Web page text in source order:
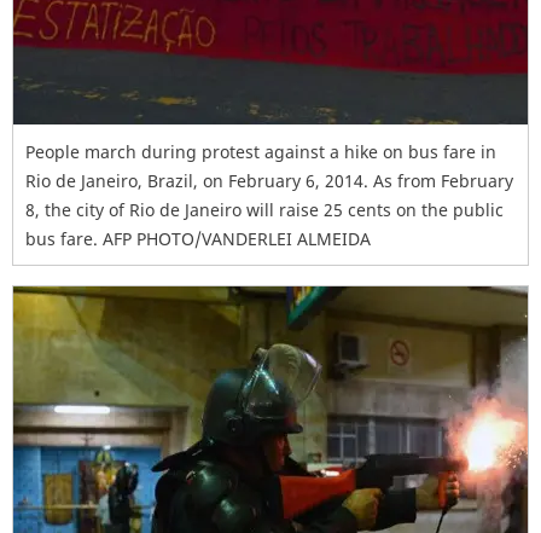
People march during protest against a hike on bus fare in
Rio de Janeiro, Brazil, on February 6, 2014. As from February
8, the city of Rio de Janeiro will raise 25 cents on the public
bus fare. AFP PHOTO/VANDERLEI ALMEIDA